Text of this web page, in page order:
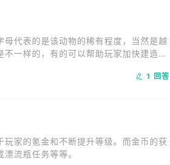
代表的是该动物的稀有程度，当然是越
一样的，有的可以帮助玩家加快建造，
1 回答
家的氪金和不断提升等级。而金币的获
流瓶任务等等。